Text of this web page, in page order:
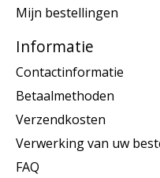
Mijn bestellingen
Informatie
Contactinformatie
Betaalmethoden
Verzendkosten
Verwerking van uw
FAQ